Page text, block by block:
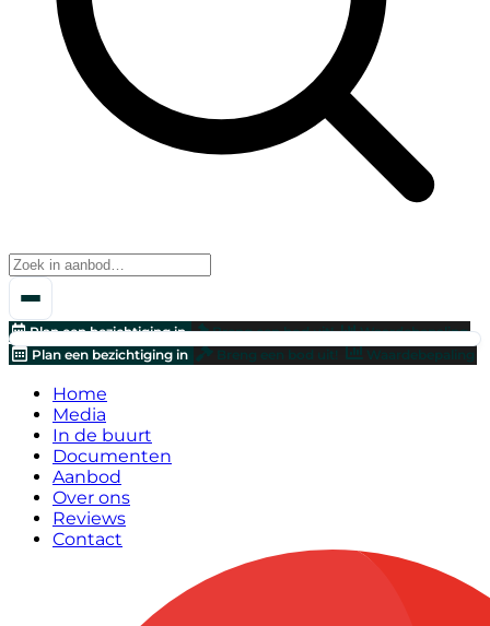
Plan een bezichtiging in Breng een bod uit!
Waardebepaling
Plan een bezichtiging in
Breng een bod uit! Waardebepaling
Home
Media
In de buurt
Documenten
Aanbod
Over ons
Reviews
Contact